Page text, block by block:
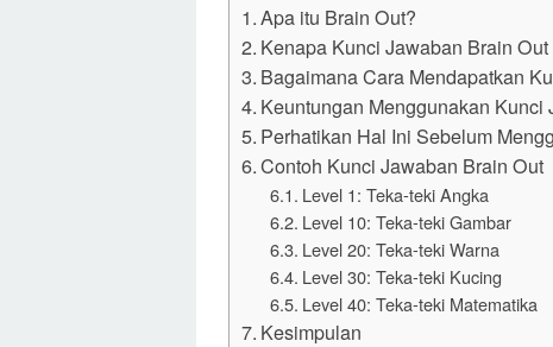
Apa itu Brain Out?
Kenapa Kunci Jawaban Brain
Bagaimana Cara Mendapatkan
Keuntungan Menggunakan Kunci
Perhatikan Hal Ini Sebelum
Contoh Kunci Jawaban Brain Out
Level 1: Teka-teki Angka
Level 10: Teka-teki Gambar
Level 20: Teka-teki Warna
Level 30: Teka-teki Kucing
Level 40: Teka-teki Matematika
Kesimpulan